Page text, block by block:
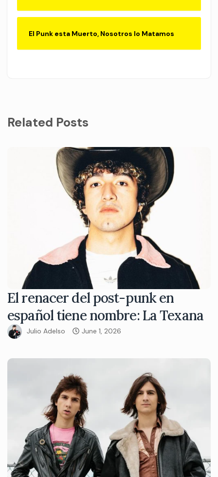
El Punk esta Muerto, Nosotros lo Matamos
Related Posts
El renacer del post-punk en
español tiene nombre: La Texana
Julio Adelso June 1, 2026